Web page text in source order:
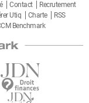
Contact
Recrutement
Utiq Charte
RSS
Benchmark